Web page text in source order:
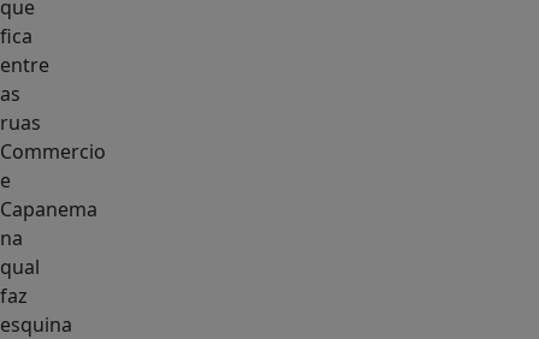
que
fica
entre
as
ruas
Commercio
e
Capanema
na
qual
faz
esquina